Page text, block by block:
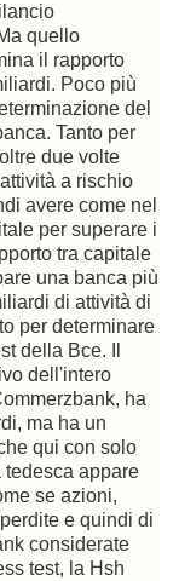
quello
il rapporto
Poco più
del
Tanto per
due volte
a rischio
avere come nel
per superare i
tra capitale
una banca più
di attività di
per determinare
della Bce. Il
dell'intero
ha
ma ha un
qui con solo
appare
se azioni,
e quindi di
considerate
test, la Hsh